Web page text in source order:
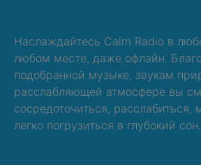
Наслаждайтесь Calm Radio в
любом месте, даже офлайн.
подобранной музыке, звукам
расслабляющей атмосфере вы
сосредоточиться, расслабиться,
легко погрузиться в глубокий сон.